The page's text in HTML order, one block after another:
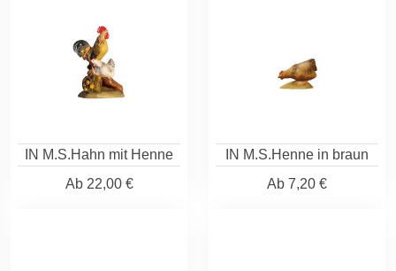
IN M.S.Hahn mit Henne
Ab22,00 €
IN M.S.Henne in braun
Ab 7,20 €